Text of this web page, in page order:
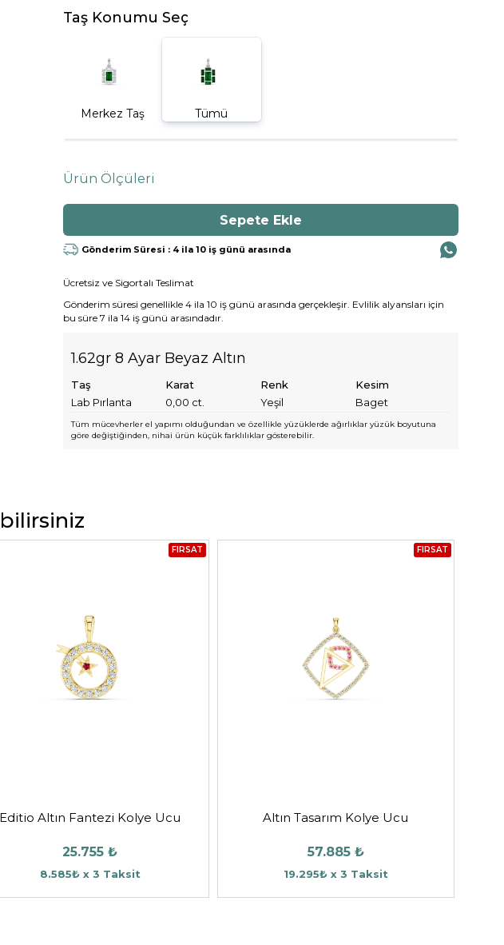
Taş Konumu Seç
Merkez Taş Tümü
Ürün Ölçüleri
Gönderim Süresi : 4 ila 10 iş günü arasında
Ücretsiz ve Sigortalı Teslimat
Gönderim süresi genellikle 4 ila 10 iş günü arasında gerçekleşir. Evlilik alyansları için
bu süre 7 ila 14 iş günü arasındadır.
1.62gr 8 Ayar Beyaz Altın
Taş Karat Renk
Kesim
Lab Pırlanta
0,00 ct. Yeşil Baget
Tüm mücevherler el yapımı olduğundan ve özellikle yüzüklerde ağırlıklar yüzük boyutuna
göre değiştiğinden, nihai ürün küçük farklılıklar gösterebilir.
FIRSAT
Editio Altın Fantezi Kolye Ucu
25.755 ₺
8.585₺ x 3 Taksit
FIRSAT
Altın Tasarım Kolye Ucu
57.885 ₺
19.295₺ x 3 Taksit